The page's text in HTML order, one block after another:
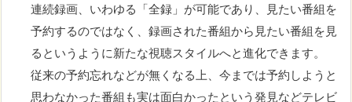
連続録画、いわゆる「全録」が可能であり、見たい番組を
予約するのではなく、録画された番組から見たい番組を見
るというように新たな視聴スタイルへと進化できます。
従来の予約忘れなどが無くなる上、今までは予約しようと
思わなかった番組も実は面白かったという発見などテレビ